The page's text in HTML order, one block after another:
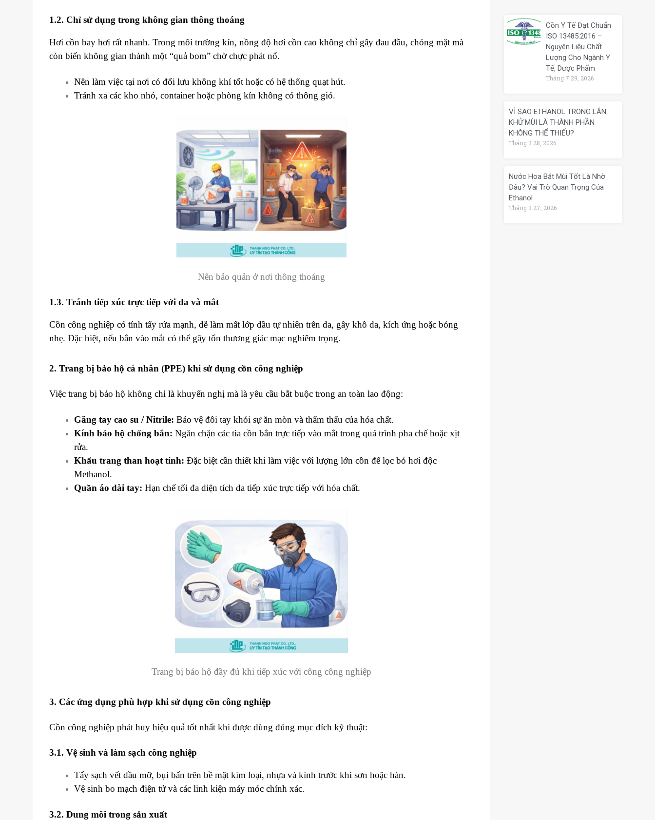
1.2. Chỉ sử dụng trong không gian thông thoáng
Hơi cồn bay hơi rất nhanh. Trong môi trường kín, nồng độ hơi cồn cao không chỉ gây đau đầu, chóng mặt mà
còn biến không gian thành một “quả bom” chờ chực phát nổ.
Nên làm việc tại nơi có đối lưu không khí tốt hoặc có hệ thống quạt hút.
Tránh xa các kho nhỏ, container hoặc phòng kín không có thông gió.
Nên bảo quản ở nơi thông thoáng
1.3. Tránh tiếp xúc trực tiếp với da và mắt
Cồn công nghiệp có tính tẩy rửa mạnh, dễ làm mất lớp dầu tự nhiên trên da, gây khô da, kích ứng hoặc bỏng
nhẹ. Đặc biệt, nếu bắn vào mắt có thể gây tổn thương giác mạc nghiêm trọng.
2. Trang bị bảo hộ cá nhân (PPE) khi sử dụng cồn công nghiệp
Việc trang bị bảo hộ không chỉ là khuyến nghị mà là yêu cầu bắt buộc trong an toàn lao động:
Găng tay cao su / Nitrile: Bảo vệ đôi tay khỏi sự ăn mòn và thẩm thấu của hóa chất.
Kính bảo hộ chống bắn: Ngăn chặn các tia cồn bắn trực tiếp vào mắt trong quá trình pha chế hoặc xịt
rửa.
Khẩu trang than hoạt tính: Đặc biệt cần thiết khi làm việc với lượng lớn cồn để lọc bỏ hơi độc
Methanol.
Quần áo dài tay: Hạn chế tối đa diện tích da tiếp xúc trực tiếp với hóa chất.
Trang bị bảo hộ đầy đủ khi tiếp xúc với công công nghiệp
3. Các ứng dụng phù hợp khi sử dụng cồn công nghiệp
Cồn công nghiệp phát huy hiệu quả tốt nhất khi được dùng đúng mục đích kỹ thuật:
3.1. Vệ sinh và làm sạch công nghiệp
Tẩy sạch vết dầu mỡ, bụi bẩn trên bề mặt kim loại, nhựa và kính trước khi sơn hoặc hàn.
Vệ sinh bo mạch điện tử và các linh kiện máy móc chính xác.
3.2. Dung môi trong sản xuất
Cồn Y Tế Đạt Chuẩn
ISO 13485:2016 –
Nguyên Liệu Chất
Lượng Cho Ngành Y
Tế, Dược Phẩm
Tháng 7 29, 2026
VÌ SAO ETHANOL TRONG LĂN
KHỬ MÙI LÀ THÀNH PHẦN
KHÔNG THỂ THIẾU?
Tháng 3 28, 2026
Nước Hoa Bắt Mùi Tốt Là Nhờ
Đâu? Vai Trò Quan Trọng Của
Ethanol
Tháng 3 27, 2026